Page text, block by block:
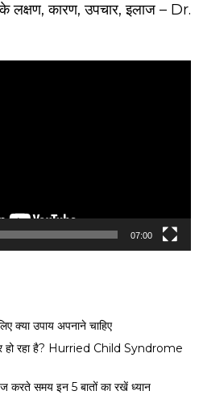
कारण, उपचार, इलाज – Dr.
07:00
क्या उपाय अपनाने चाहिए
हो रहा है? Hurried Child Syndrome
करते समय इन 5 बातों का रखें ध्यान